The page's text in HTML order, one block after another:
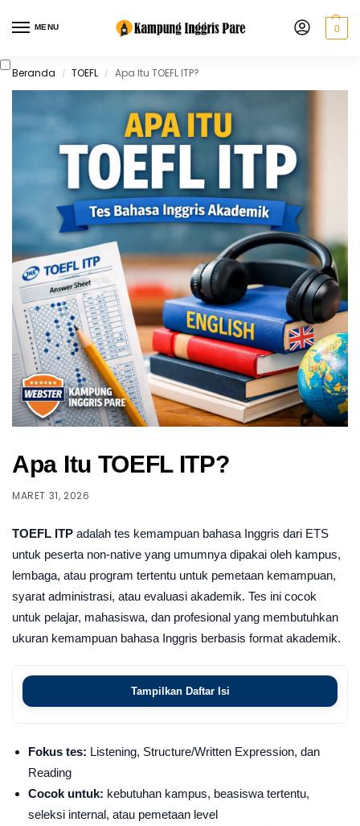
MENU 0
Beranda / TOEFL / Apa Itu TOEFL ITP?
Apa Itu TOEFL ITP?
MARET 31, 2026
TOEFL ITP adalah tes kemampuan bahasa Inggris dari ETS
untuk peserta non-native yang umumnya dipakai oleh kampus,
lembaga, atau program tertentu untuk pemetaan kemampuan,
syarat administrasi, atau evaluasi akademik. Tes ini cocok
untuk pelajar, mahasiswa, dan profesional yang membutuhkan
ukuran kemampuan bahasa Inggris berbasis format akademik.
Tampilkan Daftar Isi
Fokus tes: Listening, Structure/Written Expression, dan
Reading
Cocok untuk: kebutuhan kampus, beasiswa tertentu,
seleksi internal, atau pemetaan level